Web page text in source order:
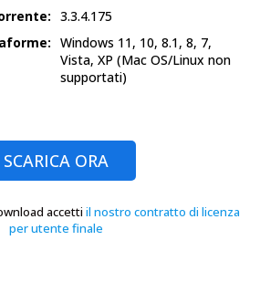
3.3.4.175
Windows 11, 10, 8.1, 8, 7,
Vista, XP (Mac OS/Linux non
supportati)
SCARICA ORA
accetti il nostro contratto di licenza
per utente finale